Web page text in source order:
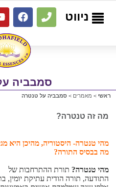
ניווט
סמבביה
ראשי > מאמרים > סמבביה על טנטרה
מה זה טנטרה?
מהי טנטרה- היסטוריה, מהיכן היא
מה בבסיס התורה?
מהי טנטרה? תורת ההתרחבות של
התודעה, תורה הודית עתיקת יומין,